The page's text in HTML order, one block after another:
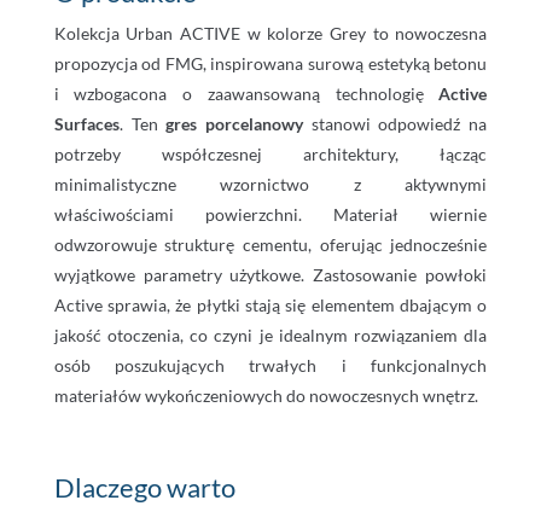
Kolekcja Urban ACTIVE w kolorze Grey to nowoczesna
propozycja od FMG, inspirowana surową estetyką betonu
i wzbogacona o zaawansowaną technologięActive
Surfaces. Tengres porcelanowystanowi odpowiedź na
potrzeby współczesnej architektury, łącząc
minimalistyczne wzornictwo z aktywnymi
właściwościami powierzchni. Materiał wiernie
odwzorowuje strukturę cementu, oferując jednocześnie
wyjątkowe parametry użytkowe. Zastosowanie powłoki
Active sprawia, że płytki stają się elementem dbającym o
jakość otoczenia, co czyni je idealnym rozwiązaniem dla
osób poszukujących trwałych i funkcjonalnych
materiałów wykończeniowych do nowoczesnych wnętrz.
Dlaczego warto